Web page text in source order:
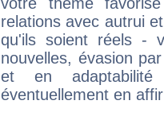
votre thème
relations avec autrui
qu'ils soient réels -
nouvelles, évasion
et en
éventuellement en